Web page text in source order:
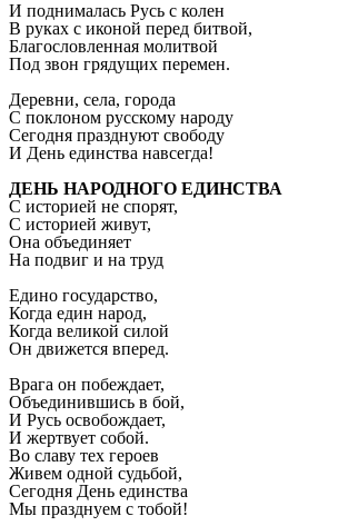
И поднималась Русь с колен
В руках с иконой перед битвой,
Благословленная молитвой
Под звон грядущих перемен.
Деревни, села, города
С поклоном русскому народу
Сегодня празднуют свободу
И День единства навсегда!
ДЕНЬ НАРОДНОГО ЕДИНСТВА
С историей не спорят,
С историей живут,
Она объединяет
На подвиг и на труд
Едино государство,
Когда един народ,
Когда великой силой
Он движется вперед.
Врага он побеждает,
Объединившись в бой,
И Русь освобождает,
И жертвует собой.
Во славу тех героев
Живем одной судьбой,
Сегодня День единства
Мы празднуем с тобой!